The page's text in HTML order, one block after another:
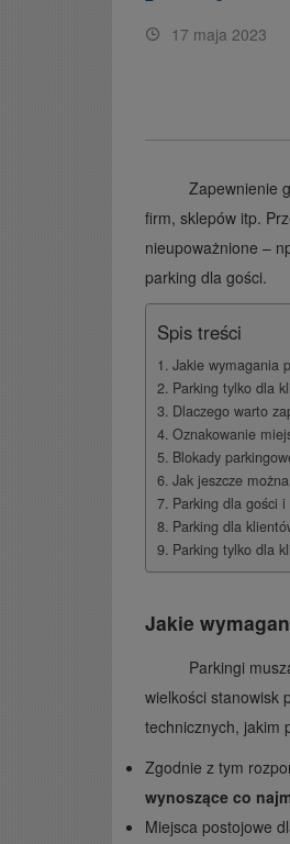
17 maja 2023
Zapewnienie
firm, sklepów itp.
nieupoważnione –
parking dla gości.
Spis treści
Jakie wymagania
Parking tylko dla
Dlaczego warto
Oznakowanie
Blokady
Jak jeszcze
Parking dla gości
Parking dla
Parking tylko dla
Jakie
Parkingi
wielkości stanowisk
technicznych, jakim
Zgodnie z tym
wynoszące co
Miejsca postojowe